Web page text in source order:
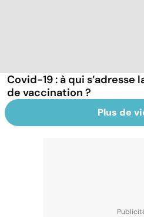
Covid-19 : à qui s’adresse
de vaccination ?
Plus de